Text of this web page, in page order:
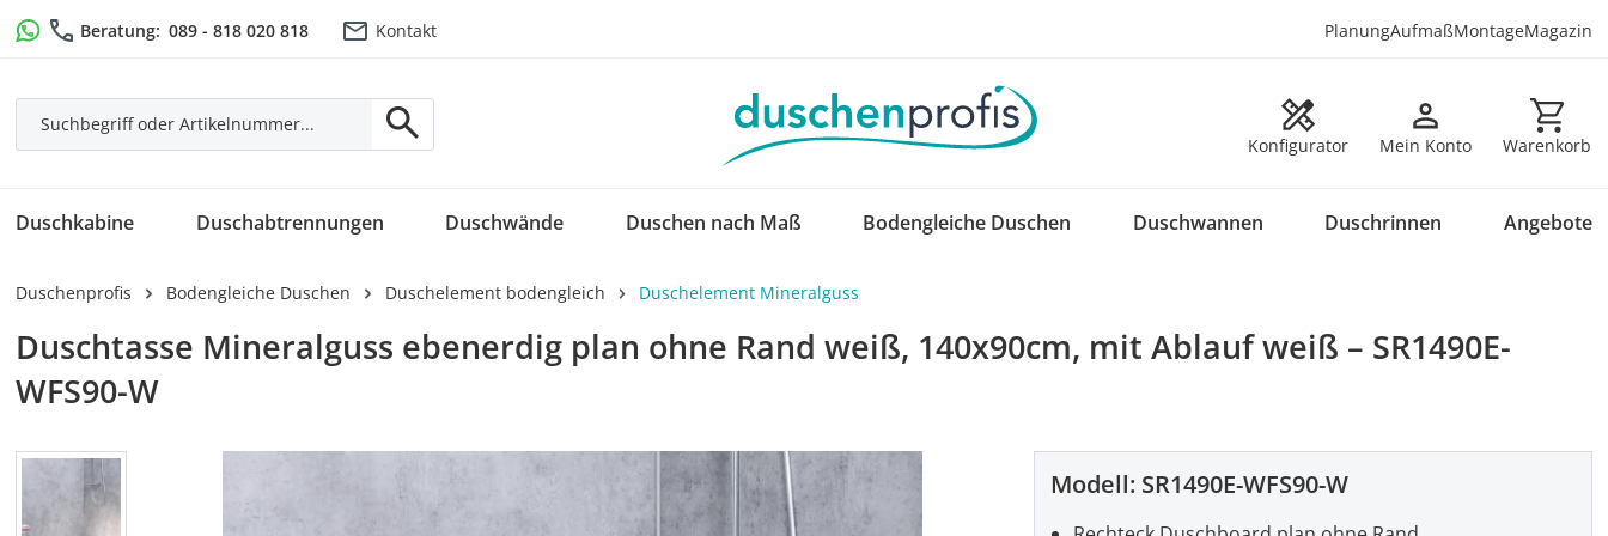
Hauptinhalt springen
Zur Suche springen
Zur Hauptnavigation springen
Beratung: 089 - 818 020 818 Kontakt PlanungAufmaßMontageMagazin
Konfigurator Mein Konto Warenkorb
Warenkorb
Duschkabine Duschabtrennungen Duschwände Duschen nach Maß Bodengleiche Duschen Duschwannen Duschrinnen Angebote
Duschenprofis Bodengleiche Duschen Duschelement bodengleich Duschelement Mineralguss
Duschtasse Mineralguss ebenerdig plan ohne Rand weiß, 140x90cm, mit Ablauf weiß – SR1490E-
WFS90-W
Bildergalerie überspringen
Modell: SR1490E-WFS90-W